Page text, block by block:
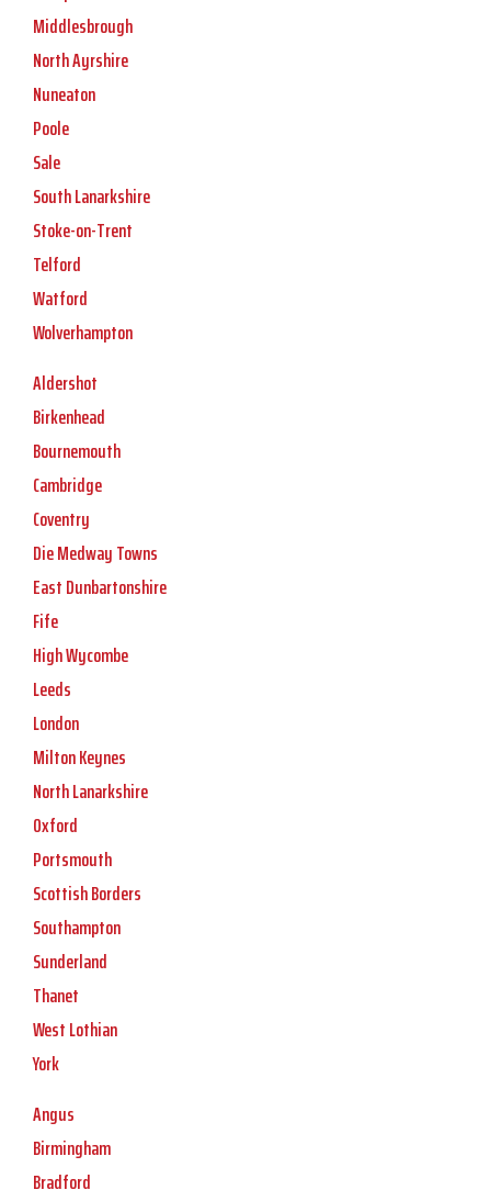
Middlesbrough
North Ayrshire
Nuneaton
Poole
Sale
South Lanarkshire
Stoke-on-Trent
Telford
Watford
Wolverhampton
Aldershot
Birkenhead
Bournemouth
Cambridge
Coventry
Die Medway Towns
East Dunbartonshire
Fife
High Wycombe
Leeds
London
Milton Keynes
North Lanarkshire
Oxford
Portsmouth
Scottish Borders
Southampton
Sunderland
Thanet
West Lothian
York
Angus
Birmingham
Bradford